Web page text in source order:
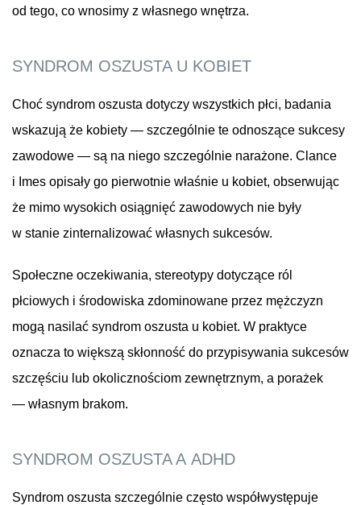
od tego, co wnosimy z własnego wnętrza.
SYNDROM OSZUSTA U KOBIET
Choć syndrom oszusta dotyczy wszystkich płci, badania
wskazują że kobiety — szczególnie te odnoszące sukcesy
zawodowe — są na niego szczególnie narażone. Clance
i Imes opisały go pierwotnie właśnie u kobiet, obserwując
że mimo wysokich osiągnięć zawodowych nie były
w stanie zinternalizować własnych sukcesów.
Społeczne oczekiwania, stereotypy dotyczące ról
płciowych i środowiska zdominowane przez mężczyzn
mogą nasilać syndrom oszusta u kobiet. W praktyce
oznacza to większą skłonność do przypisywania sukcesów
szczęściu lub okolicznościom zewnętrznym, a porażek
— własnym brakom.
SYNDROM OSZUSTA A ADHD
Syndrom oszusta szczególnie często współwystępuje